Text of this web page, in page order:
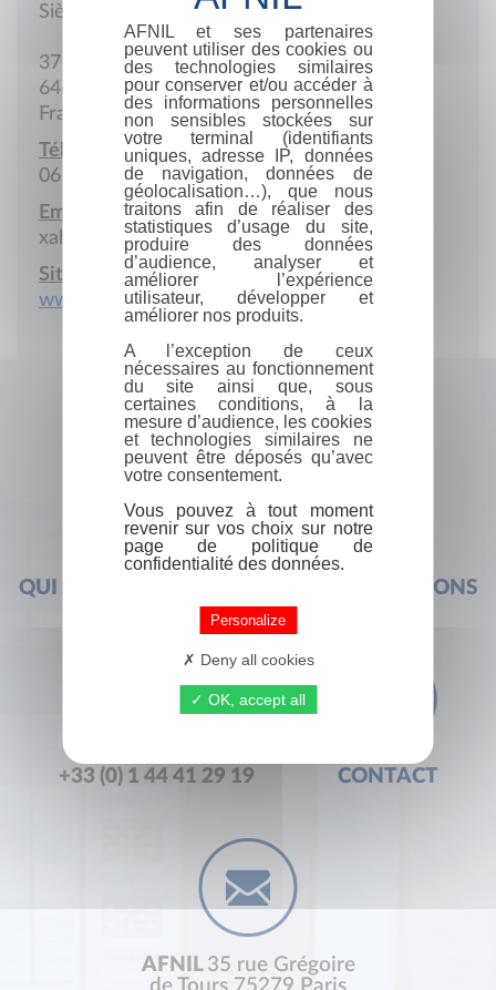
Siège social
37 Rue Dous Bos
64600 Anglet
France
Téléphone portable :
06 49 70 78 68
Email :
xabibarreneche@me.com
Site Internet :
www.xabibarreneche.fr
QUI SOMMES-NOUS ? FOIRE AUX QUESTIONS
+33 (0) 1 44 41 29 19 CONTACT
AFNIL 35 rue Grégoire
AFNIL et ses partenaires
peuvent utiliser des cookies ou
des technologies similaires
pour conserver et/ou accéder à
des informations personnelles
non sensibles stockées sur
votre terminal (identifiants
uniques, adresse IP, données
de navigation, données de
géolocalisation…), que nous
traitons afin de réaliser des
statistiques d’usage du site,
produire des données
d’audience, analyser et
améliorer l’expérience
utilisateur, développer et
améliorer nos produits.
A l’exception de ceux
nécessaires au fonctionnement
du site ainsi que, sous
certaines conditions, à la
mesure d’audience, les cookies
et technologies similaires ne
peuvent être déposés qu’avec
votre consentement.
Vous pouvez à tout moment
revenir sur vos choix sur notre
page de politique de
confidentialité des données.
Personalize
Deny all cookies
OK, accept all